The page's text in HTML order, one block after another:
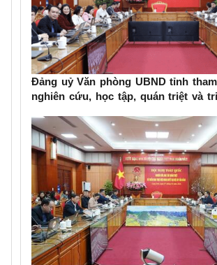
Đảng uỷ Văn phòng UBND tỉnh
nghiên cứu, học tập, quán triệt và
NQ/TW của Bộ Chính trị